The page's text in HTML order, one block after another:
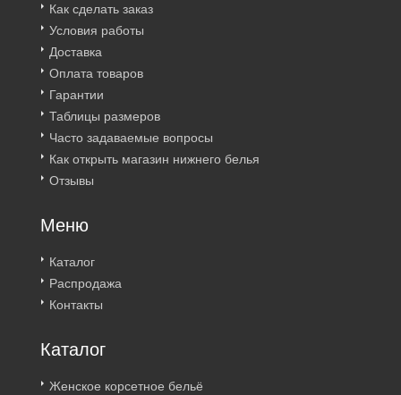
Как сделать заказ
Условия работы
Доставка
Оплата товаров
Гарантии
Таблицы размеров
Часто задаваемые вопросы
Как открыть магазин нижнего белья
Отзывы
Меню
Каталог
Распродажа
Контакты
Каталог
Женское корсетное бельё